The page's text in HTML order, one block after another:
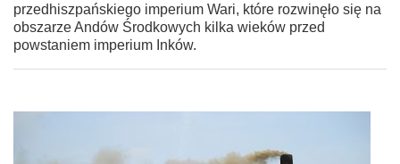
przedhiszpańskiego imperium Wari, które rozwinęło się na
obszarze Andów Środkowych kilka wieków przed
powstaniem imperium Inków.